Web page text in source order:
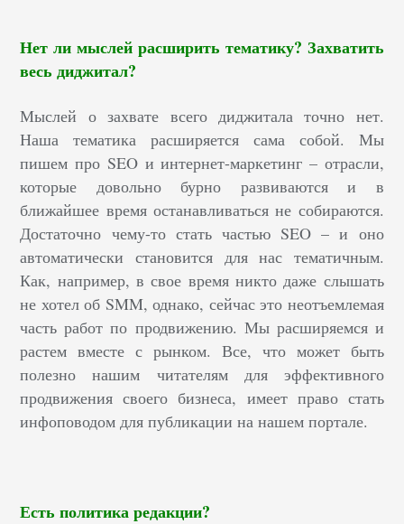
Нет ли мыслей расширить тематику? Захватить
весь диджитал?
Мыслей о захвате всего диджитала точно нет.
Наша тематика расширяется сама собой. Мы
пишем про SEO и интернет-маркетинг – отрасли,
которые довольно бурно развиваются и в
ближайшее время останавливаться не собираются.
Достаточно чему-то стать частью SEO – и оно
автоматически становится для нас тематичным.
Как, например, в свое время никто даже слышать
не хотел об SMM, однако, сейчас это неотъемлемая
часть работ по продвижению. Мы расширяемся и
растем вместе с рынком. Все, что может быть
полезно нашим читателям для эффективного
продвижения своего бизнеса, имеет право стать
инфоповодом для публикации на нашем портале.
Есть политика редакции?